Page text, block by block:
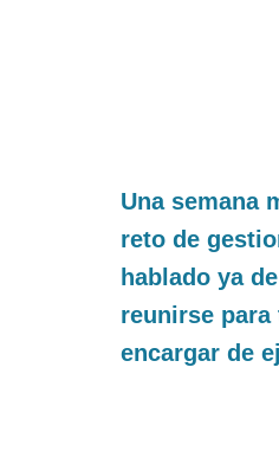
Una semana
reto de
hablado ya
reunirse para
encargar de